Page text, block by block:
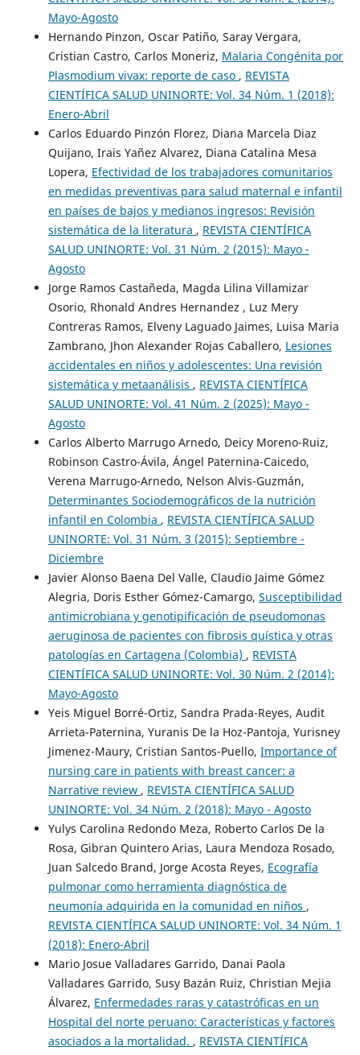
Mayo-Agosto
Hernando Pinzon, Oscar Patiño, Saray Vergara,
Cristian Castro, Carlos Moneriz, Malaria Congénita por
Plasmodium vivax: reporte de caso , REVISTA
CIENTÍFICA SALUD UNINORTE: Vol. 34 Núm. 1 (2018):
Enero-Abril
Carlos Eduardo Pinzón Florez, Diana Marcela Diaz
Quijano, Irais Yañez Alvarez, Diana Catalina Mesa
Lopera, Efectividad de los trabajadores comunitarios
en medidas preventivas para salud maternal e infantil
en países de bajos y medianos ingresos: Revisión
sistemática de la literatura , REVISTA CIENTÍFICA
SALUD UNINORTE: Vol. 31 Núm. 2 (2015): Mayo -
Agosto
Jorge Ramos Castañeda, Magda Lilina Villamizar
Osorio, Rhonald Andres Hernandez , Luz Mery
Contreras Ramos, Elveny Laguado Jaimes, Luisa Maria
Zambrano, Jhon Alexander Rojas Caballero, Lesiones
accidentales en niños y adolescentes: Una revisión
sistemática y metaanálisis , REVISTA CIENTÍFICA
SALUD UNINORTE: Vol. 41 Núm. 2 (2025): Mayo -
Agosto
Carlos Alberto Marrugo Arnedo, Deicy Moreno-Ruiz,
Robinson Castro-Ávila, Ángel Paternina-Caicedo,
Verena Marrugo-Arnedo, Nelson Alvis-Guzmán,
Determinantes Sociodemográficos de la nutrición
infantil en Colombia , REVISTA CIENTÍFICA SALUD
UNINORTE: Vol. 31 Núm. 3 (2015): Septiembre -
Diciembre
Javier Alonso Baena Del Valle, Claudio Jaime Gómez
Alegria, Doris Esther Gómez-Camargo, Susceptibilidad
antimicrobiana y genotipificación de pseudomonas
aeruginosa de pacientes con fibrosis quística y otras
patologías en Cartagena (Colombia) , REVISTA
CIENTÍFICA SALUD UNINORTE: Vol. 30 Núm. 2 (2014):
Mayo-Agosto
Yeis Miguel Borré-Ortiz, Sandra Prada-Reyes, Audit
Arrieta-Paternina, Yuranis De la Hoz-Pantoja, Yurisney
Jimenez-Maury, Cristian Santos-Puello, Importance of
nursing care in patients with breast cancer: a
Narrative review , REVISTA CIENTÍFICA SALUD
UNINORTE: Vol. 34 Núm. 2 (2018): Mayo - Agosto
Yulys Carolina Redondo Meza, Roberto Carlos De la
Rosa, Gibran Quintero Arias, Laura Mendoza Rosado,
Juan Salcedo Brand, Jorge Acosta Reyes, Ecografía
pulmonar como herramienta diagnóstica de
neumonía adquirida en la comunidad en niños ,
REVISTA CIENTÍFICA SALUD UNINORTE: Vol. 34 Núm. 1
(2018): Enero-Abril
Mario Josue Valladares Garrido, Danai Paola
Valladares Garrido, Susy Bazán Ruiz, Christian Mejia
Álvarez, Enfermedades raras y catastróficas en un
Hospital del norte peruano: Características y factores
asociados a la mortalidad. , REVISTA CIENTÍFICA